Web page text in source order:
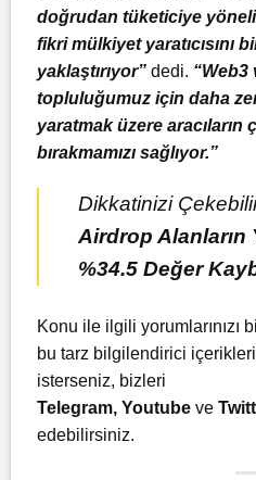
doğrudan tüketiciye
fikri mülkiyet yaratıcısını
yaklaştırıyor” dedi. “Web3
topluluğumuz için daha
yaratmak üzere aracıların
bırakmamızı sağlıyor.”
Dikkatinizi
Airdrop Alanların
%34.5 Değer
Konu ile ilgili yorumlarınızı
bu tarz bilgilendirici
isterseniz, bizleri
Telegram, Youtube ve
edebilirsiniz.